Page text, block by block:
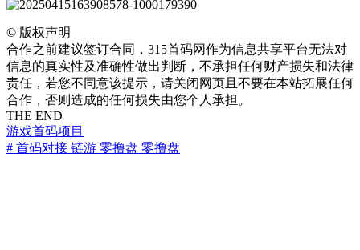
© 版权声明
合作之前建议签订合同，315首码网作为信息共享平台无法对
信息的真实性及准确性做出判断，不承担任何财产损失和法律
责任，若您不同意该提示，请关闭网页且不要在本站拓展任何
合作，否则造成的任何损失由您个人承担。
THE END
游戏首码项目
# 首码对接 链游 零撸盘 零撸盘